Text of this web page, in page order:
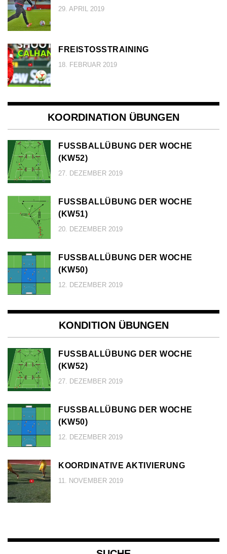
29. APRIL 2019
FREISTOSSTRAINING
18. FEBRUAR 2019
KOORDINATION ÜBUNGEN
FUSSBALLÜBUNG DER WOCHE (
KW52)
27. DEZEMBER 2019
FUSSBALLÜBUNG DER WOCHE (
KW51)
20. DEZEMBER 2019
FUSSBALLÜBUNG DER WOCHE (
KW50)
12. DEZEMBER 2019
KONDITION ÜBUNGEN
FUSSBALLÜBUNG DER WOCHE (
KW52)
27. DEZEMBER 2019
FUSSBALLÜBUNG DER WOCHE (
KW50)
12. DEZEMBER 2019
KOORDINATIVE AKTIVIERUNG
11. NOVEMBER 2019